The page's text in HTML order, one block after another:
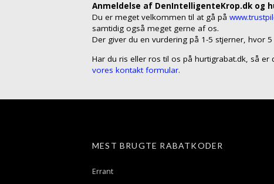
Anmeldelse af DenIntelligenteKrop.dk og
Du er meget velkommen til at gå på
samtidig også meget gerne af os.
Der giver du en vurdering på 1-5 stjerner, hvor
Har du ris eller ros til os på hurtigrabat.dk, så
vores kontakt formular.
MEST BRUGTE RABATKODER
Errant